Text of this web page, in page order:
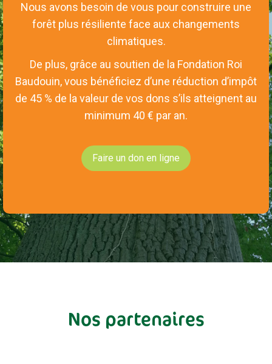
Nous avons besoin de vous pour construire une
forêt plus résiliente face aux changements
climatiques.
De plus, grâce au soutien de la Fondation Roi
Baudouin, vous bénéficiez d’une réduction d’impôt
de 45 % de la valeur de vos dons s’ils atteignent au
minimum 40 € par an.
Faire un don en ligne
Nos partenaires